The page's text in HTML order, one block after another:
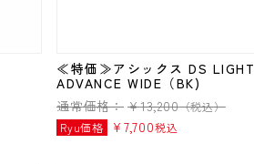
≪特価≫アシックス DS LIGHT
ADVANCE WIDE（BK)
通常価格： ¥13,200（税込）
Ryu価格
¥ 7,700税込